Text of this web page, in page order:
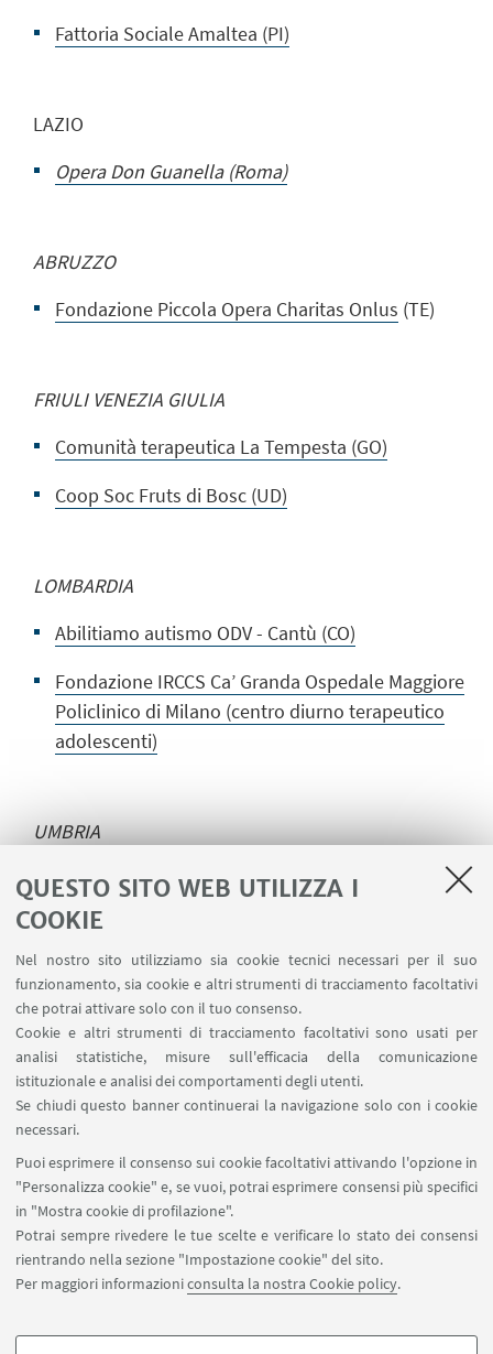
QUESTO SITO WEB UTILIZZA I
COOKIE
Nel nostro sito utilizziamo sia cookie tecnici necessari per il suo
funzionamento, sia cookie e altri strumenti di tracciamento facoltativi
che potrai attivare solo con il tuo consenso.
Cookie e altri strumenti di tracciamento facoltativi sono usati per
analisi statistiche, misure sull'efficacia della comunicazione
istituzionale e analisi dei comportamenti degli utenti.
Se chiudi questo banner continuerai la navigazione solo con i cookie
necessari.
Puoi esprimere il consenso sui cookie facoltativi attivando l'opzione in
"Personalizza cookie" e, se vuoi, potrai esprimere consensi più specifici
in "Mostra cookie di profilazione".
Potrai sempre rivedere le tue scelte e verificare lo stato dei consensi
rientrando nella sezione "Impostazione cookie" del sito.
Per maggiori informazioniconsulta la nostra Cookie policy.
Fattoria Sociale Amaltea (PI)
LAZIO
Opera Don Guanella (Roma)
ABRUZZO
Fondazione Piccola Opera Charitas Onlus (TE)
FRIULI VENEZIA GIULIA
Comunità terapeutica La Tempesta (GO)
Coop Soc Fruts di Bosc (UD)
LOMBARDIA
Abilitiamo autismo ODV - Cantù (CO)
Fondazione IRCCS Ca’ Granda Ospedale Maggiore
Policlinico di Milano (centro diurno terapeutico
adolescenti)
UMBRIA
Direzione Didattica Statale di Umbertide (Perugia)
Istituto Serafico (Assisi - PG)
ESTERO
Tectum Garden(Barcellona)
Botildenborg (Malmo - Svezia)
Associació Milfulles (Girona - ES)